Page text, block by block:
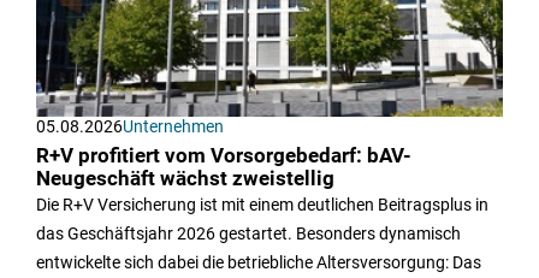
05.08.2026Unternehmen
R+V profitiert vom Vorsorgebedarf: bAV-
Neugeschäft wächst zweistellig
Die R+V Versicherung ist mit einem deutlichen Beitragsplus in
das Geschäftsjahr 2026 gestartet. Besonders dynamisch
entwickelte sich dabei die betriebliche Altersversorgung: Das